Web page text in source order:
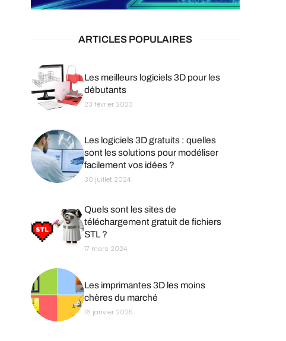
ARTICLES POPULAIRES
Les meilleurs logiciels 3D pour les
débutants
23 février 2023
Les logiciels 3D gratuits : quelles
sont les solutions pour modéliser
facilement vos idées ?
30 juillet 2024
Quels sont les sites de
téléchargement gratuit de fichiers
STL ?
17 mars 2024
Les imprimantes 3D les moins
chères du marché
16 janvier 2025